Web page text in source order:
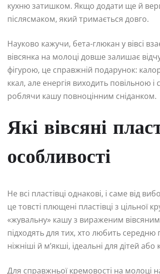
кухню затишком. Якщо додати ще й
післясмаком, який тримається довго.
Науково кажучи, бета-глюкан у вівсі
вівсянка на молоці довше залишає
фігурою, це справжній подарунок:
ккал, але енергія виходить повільною
роблячи кашу повноцінним сніданком.
Які вівсяні
особливості
Не всі пластівці однакові, і саме від
це товсті плющені пластівці з
«жувальну» кашу з вираженим
підходять для тих, хто любить
ніжніші й м’якші, ідеальні для дітей
Для справжньої кремовості на